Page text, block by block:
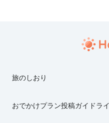
旅のしおり
おでかけプラン投稿ガイドラ